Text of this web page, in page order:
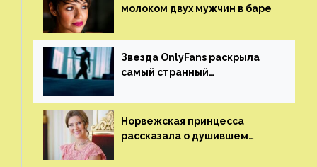
молоком двух мужчин в баре
Звезда OnlyFans раскрыла
самый странный
от фаната
Норвежская принцесса
рассказала о душившем